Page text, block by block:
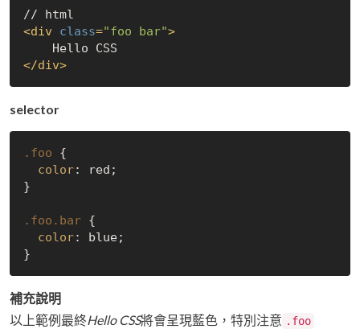
<div class="foo bar">
</div>
selector
.foo {
color: red;
}
.foo .bar {
color: blue;
補充說明
以上範例最終Hello CSS將會呈現藍色，特別注意 .foo